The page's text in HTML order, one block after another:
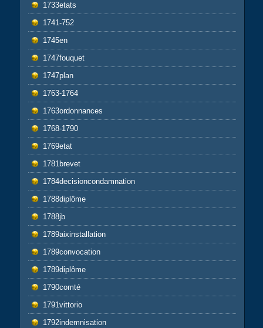
1733etats
1741-752
1745en
1747fouquet
1747plan
1763-1764
1763ordonnances
1768-1790
1769etat
1781brevet
1784decisioncondamnation
1788diplôme
1788jb
1789aixinstallation
1789convocation
1789diplôme
1790comté
1791vittorio
1792indemnisation